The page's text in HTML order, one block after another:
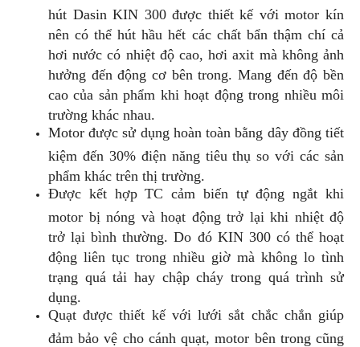
hút Dasin KIN 300 được thiết kế với motor kín
nên có thể hút hầu hết các chất bẩn thậm chí cả
hơi nước có nhiệt độ cao, hơi axit mà không ảnh
hưởng đến động cơ bên trong. Mang đến độ bền
cao của sản phẩm khi hoạt động trong nhiều môi
trường khác nhau.
Motor được sử dụng hoàn toàn bằng dây đồng tiết
kiệm đến 30% điện năng tiêu thụ so với các sản
phẩm khác trên thị trường.
Được kết hợp TC cảm biến tự động ngắt khi
motor bị nóng và hoạt động trở lại khi nhiệt độ
trở lại bình thường. Do đó KIN 300 có thể hoạt
động liên tục trong nhiều giờ mà không lo tình
trạng quá tải hay chập cháy trong quá trình sử
dụng.
Quạt được thiết kế với lưới sắt chắc chắn giúp
đảm bảo vệ cho cánh quạt, motor bên trong cũng